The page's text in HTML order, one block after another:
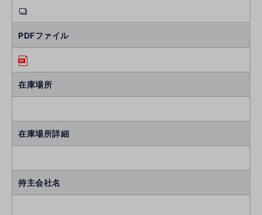
PDFファイル
在庫場所
在庫場所詳細
持主会社名